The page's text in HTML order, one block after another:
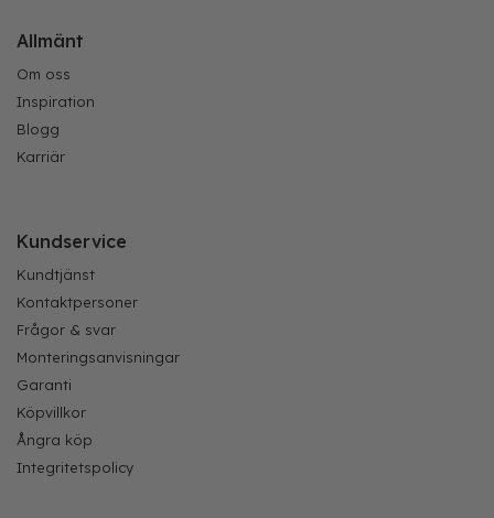
Allmänt
Om oss
Inspiration
Blogg
Karriär
Kundservice
Kundtjänst
Kontaktpersoner
Frågor & svar
Monteringsanvisningar
Garanti
Köpvillkor
Ångra köp
Integritetspolicy